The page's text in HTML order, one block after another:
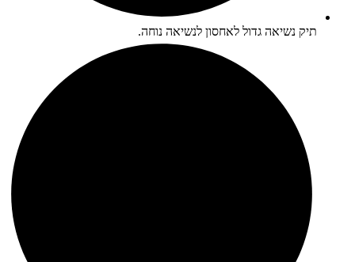
תיק נשיאה גדול לאחסון לנשיאה נוחה.